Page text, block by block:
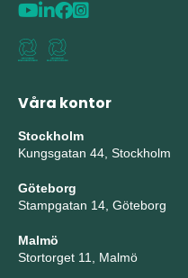
Våra kontor
Stockholm
Kungsgatan 44, Stockholm
Göteborg
Stampgatan 14, Göteborg
Malmö
Stortorget 11, Malmö